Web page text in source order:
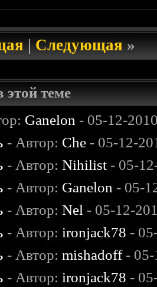
|Следующая»
теме
Ganelon - 05-12-
- Автор: Che - 05-12-
- Автор:Nihilist - 05-
- Автор: Ganelon - 05-
- Автор:Nel - 05-12-
- Автор: ironjack78 -
- Автор:mishadoff- 05-
- Автор: ironjack78 -